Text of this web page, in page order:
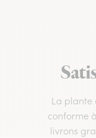
La plante
conforme
livrons